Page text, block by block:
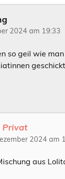
2024 am 19:33
so geil wie
Privat
2024 am
aus